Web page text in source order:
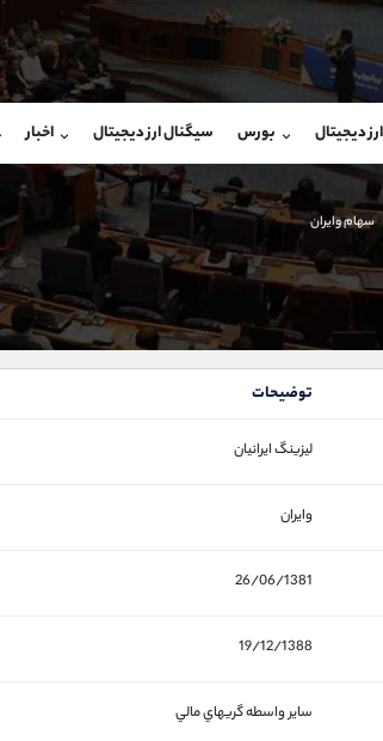
ارز دیجیتال بورس سیگنال ارز دیجیتال اخبار
سهام وایران
توضیحات
ليزينگ ايرانيان
وایران
26/06/1381
19/12/1388
ساير واسطه گريهاي مالي
واتساپ شروع گفتگو
تلگرام @Armteam_admin_104
104 داخلی